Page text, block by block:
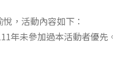
，活動內容如下：
年未參加過本活動者優先